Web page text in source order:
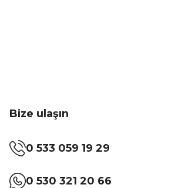
Bize ulaşın
0 533 059 19 29
0 530 321 20 66